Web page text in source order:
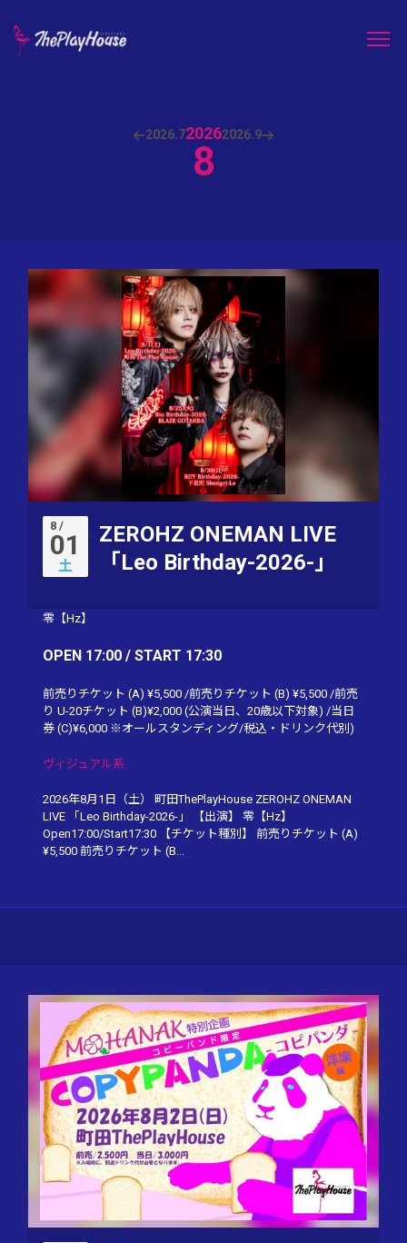
2026.72026
8
2026.9
8 /
01
土
ZEROHZ ONEMAN LIVE
「Leo Birthday-2026-」
零【Hz】
OPEN 17:00 / START 17:30
前売りチケット (A) ¥5,500 /前売りチケット (B) ¥5,500 /前売
り U-20チケット (B)¥2,000 (公演当日、20歳以下対象) /当日
券 (C)¥6,000 ※オールスタンディング/税込・ドリンク代別)
ヴィジュアル系
2026年8月1日（土） 町田ThePlayHouse ZEROHZ ONEMAN
LIVE 「Leo Birthday-2026-」 【出演】 零【Hz】
Open17:00/Start17:30 【チケット種別】 前売りチケット (A)
¥5,500 前売りチケット (B...